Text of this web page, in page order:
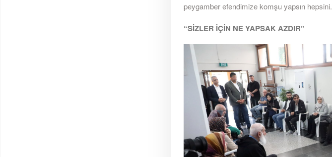
peygamber efendimize komşu yapsın hepsini.
“SİZLER İÇİN NE YAPSAK AZDIR”